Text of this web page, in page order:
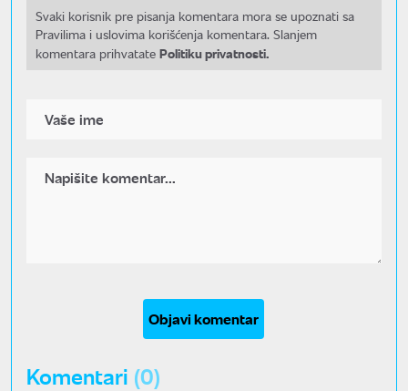
Svaki korisnik pre pisanja komentara mora se upoznati sa
Pravilima i uslovima korišćenja komentara. Slanjem
komentara prihvatate Politiku privatnosti.
Objavi komentar
Komentari (0)